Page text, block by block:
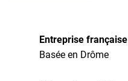
Entreprise française
Basée en Drôme